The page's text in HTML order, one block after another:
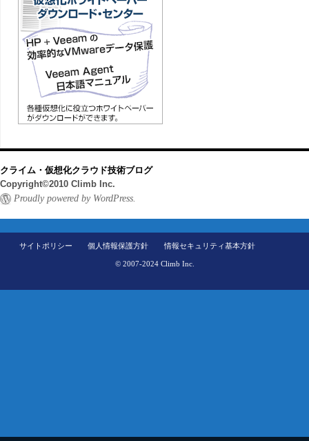
クライム・仮想化クラウド技術ブログ
Copyright©2010 Climb Inc.
Proudly powered by WordPress.
サイトポリシー 個人情報保護方針 情報セキュリティ基本方針
© 2007-2024 Climb Inc.